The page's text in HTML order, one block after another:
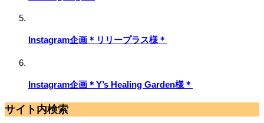
Instagram企画＊リリープラス様＊
Instagram企画＊Y’s Healing Garden様＊
サイト内検索